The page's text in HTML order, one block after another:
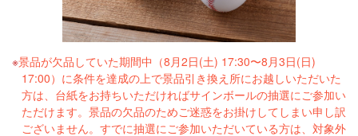
景品が欠品していた期間中（8月2日(土) 17:30〜8月3日(日)
17:00）に条件を達成の上で景品引き換え所にお越しいただいた
方は、台紙をお持ちいただければサインボールの抽選にご参加い
ただけます。景品の欠品のためご迷惑をお掛けしてしまい申し訳
ございません。すでに抽選にご参加いただいている方は、対象外